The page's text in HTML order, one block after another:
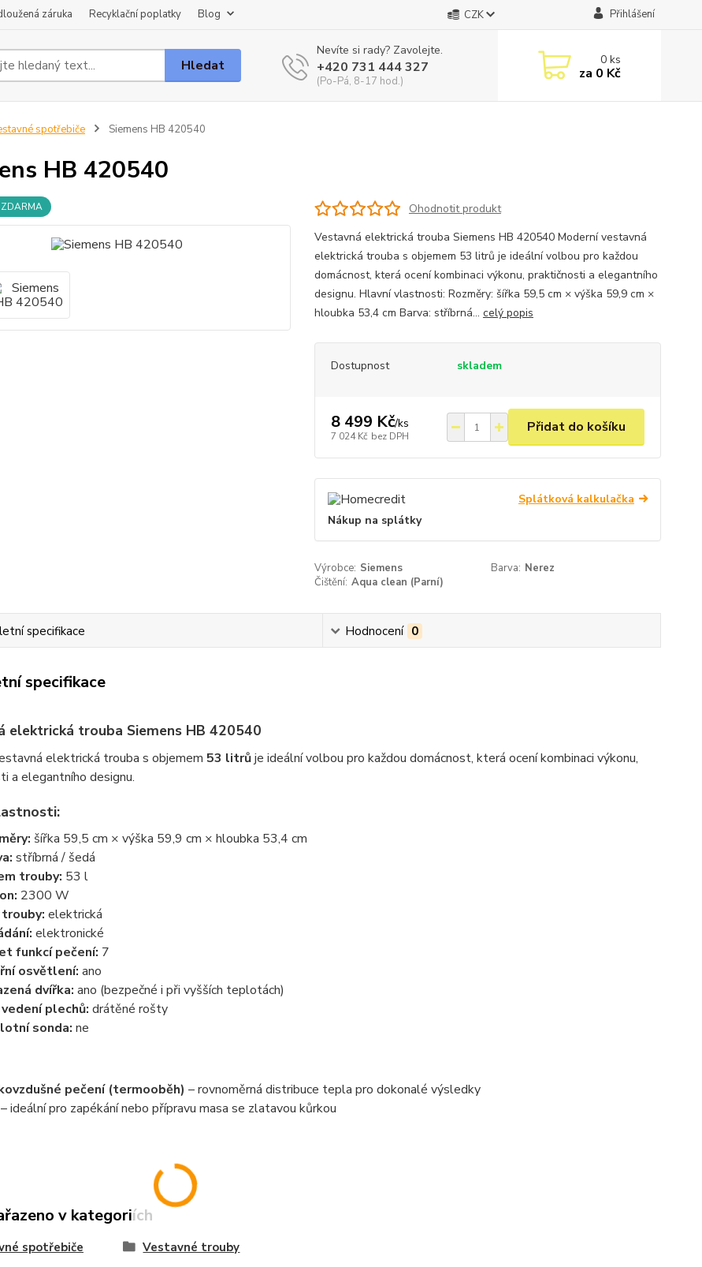
záruka Recyklační poplatky Blog CZK Přihlášení
Hledat
Nevíte si rady? Zavolejte.
+420 731 444 327
(Po-Pá, 8-17 hod.)
0ks
za 0 Kč
spotřebiče Siemens HB 420540
HB 420540
Ohodnotit produkt
Vestavná elektrická trouba Siemens HB 420540 Moderní vestavná
elektrická trouba s objemem 53 litrů je ideální volbou pro každou
domácnost, která ocení kombinaci výkonu, praktičnosti a elegantního
designu. Hlavní vlastnosti: Rozměry: šířka 59,5 cm × výška 59,9 cm ×
hloubka 53,4 cm Barva: stříbrná... celý popis
Dostupnost skladem
8 499 Kč/ks
7 024 Kč bez DPH
Přidat do košíku
Splátková kalkulačka
Nákup na splátky
Výrobce: Siemens Barva: Nerez
Čištění: Aqua clean (Parní)
specifikace Hodnocení 0
specifikace
elektrická trouba Siemens HB 420540
elektrická trouba s objemem 53 litrůje ideální volbou pro každou domácnost, která ocení kombinaci výkonu,
a elegantního designu.
šířka 59,5 cm × výška 59,9 cm × hloubka 53,4 cm
stříbrná / šedá
trouby: 53 l
2300 W
elektrická
elektronické
funkcí pečení: 7
osvětlení: ano
dvířka: ano (bezpečné i při vyšších teplotách)
plechů: drátěné rošty
sonda: ne
pečení (termooběh) – rovnoměrná distribuce tepla pro dokonalé výsledky
– ideální pro zapékání nebo přípravu masa se zlatavou kůrkou
v kategoriích
spotřebiče Vestavné trouby